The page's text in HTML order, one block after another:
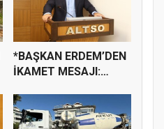
*BAŞKAN ERDEM’DEN
İKAMET MESAJI: